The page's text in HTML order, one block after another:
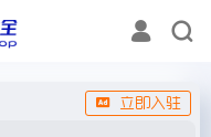
立即入驻